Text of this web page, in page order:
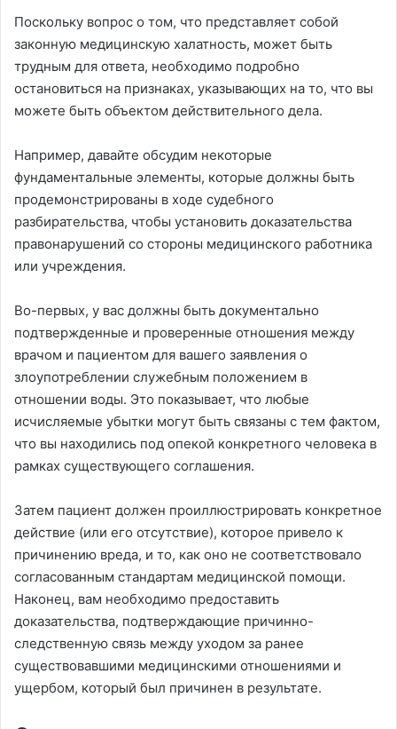
Поскольку вопрос о том, что представляет собой
законную медицинскую халатность, может быть
трудным для ответа, необходимо подробно
остановиться на признаках, указывающих на то, что вы
можете быть объектом действительного дела.
Например, давайте обсудим некоторые
фундаментальные элементы, которые должны быть
продемонстрированы в ходе судебного
разбирательства, чтобы установить доказательства
правонарушений со стороны медицинского работника
или учреждения.
Во-первых, у вас должны быть документально
подтвержденные и проверенные отношения между
врачом и пациентом для вашего заявления о
злоупотреблении служебным положением в
отношении воды. Это показывает, что любые
исчисляемые убытки могут быть связаны с тем фактом,
что вы находились под опекой конкретного человека в
рамках существующего соглашения.
Затем пациент должен проиллюстрировать конкретное
действие (или его отсутствие), которое привело к
причинению вреда, и то, как оно не соответствовало
согласованным стандартам медицинской помощи.
Наконец, вам необходимо предоставить
доказательства, подтверждающие причинно-
следственную связь между уходом за ранее
существовавшими медицинскими отношениями и
ущербом, который был причинен в результате.